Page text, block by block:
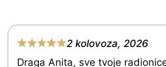
2 kolovoza, 2026
Draga Anita, sve tvoje